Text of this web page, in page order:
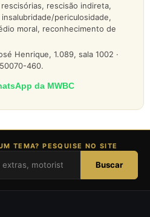
rescisão indireta,
periculosidade,
moral, reconhecimento de
Henrique, 1.089, sala 1002 ·
460.
da MWBC
TEMA? PESQUISE NO SITE
Buscar